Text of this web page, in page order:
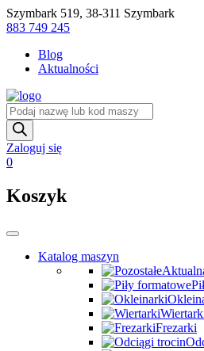
Skip
to
Szymbark 519, 38-311 Szymbark
883 749 245
Blog
Aktualności
Wyszukiwarka
produktów
Zaloguj się
0
Koszyk
Katalog maszyn
Frezarki